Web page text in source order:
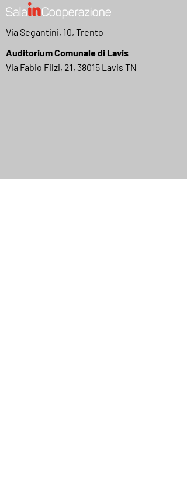
Via Segantini, 10, Trento
Auditorium Comunale di Lavis
Via Fabio Filzi, 21, 38015 Lavis TN